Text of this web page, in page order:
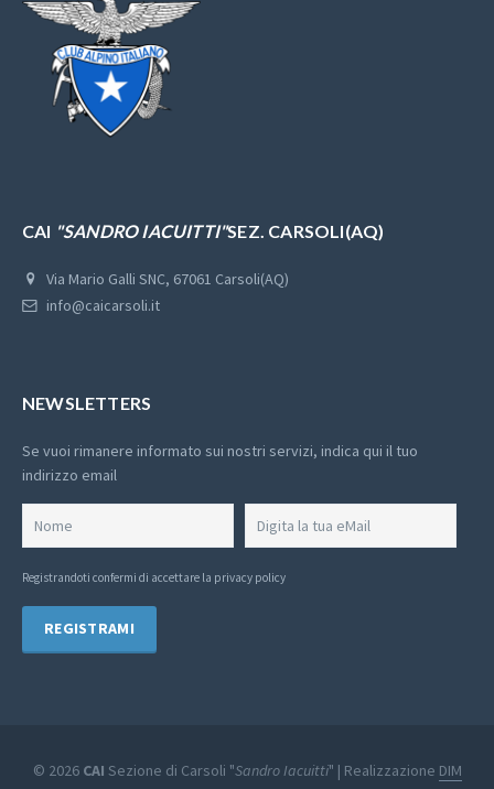
CAI "SANDRO IACUITTI"SEZ. CARSOLI(AQ)
Via Mario Galli SNC, 67061 Carsoli(AQ)
info@caicarsoli.it
NEWSLETTERS
Se vuoi rimanere informato sui nostri servizi, indica qui il tuo
indirizzo email
Registrandoti confermi di accettare la privacy policy
© 2026 CAI Sezione di Carsoli "Sandro Iacuitti" | Realizzazione DIM